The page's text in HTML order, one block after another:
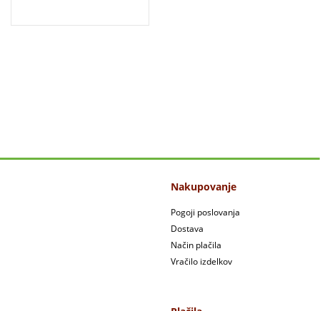
Nakupovanje
Pogoji poslovanja
Dostava
Način plačila
Vračilo izdelkov